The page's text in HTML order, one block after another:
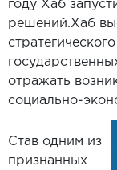
году Хаб
решений.Хаб
отражать
социально-
Став одним из
признанных